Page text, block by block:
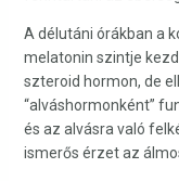
A délutáni órákban a
melatonin szintje
szteroid hormon, de
“alváshormonként”
és az alvásra való
ismerős érzet az